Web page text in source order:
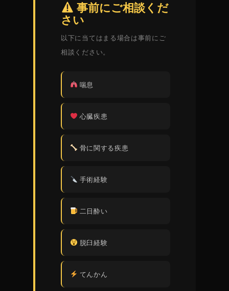
事前にご相談くだ
さい
以下に当てはまる場合は事前にご
相談ください。
喘息
心臓疾患
骨に関する疾患
手術経験
二日酔い
脱臼経験
てんかん